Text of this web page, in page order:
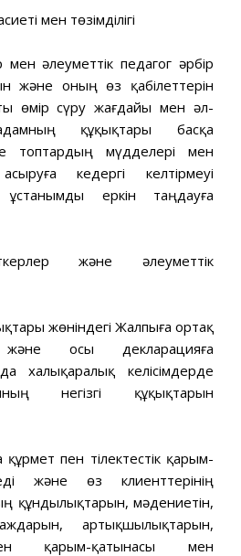
мен төзімділігі
мен әлеуметтік педагог әрбір
және оның өз қабілеттерін
өмір сүру жағдайы мен әл-
құқықтары басқа
топтардың мүдделері мен
кедергі келтірмеуі
еркін таңдауға
және әлеуметтік
жөніндегі Жалпыға ортақ
және осы декларацияға
халықаралық келісімдерде
негізгі құқықтарын
пен тілектестік қарым-
және өз клиенттерінің
құндылықтарын, мәдениетін,
артықшылықтарын,
қарым-қатынасы мен